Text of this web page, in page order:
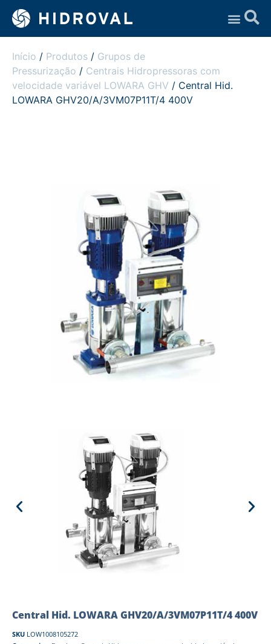
Início / Produtos / Grupos de
Pressurização / Centrais Hidropressoras com
velocidade variável LOWARA GHV / Central Hid.
LOWARA GHV20/A/3VM07P11T/4 400V
Central Hid. LOWARA GHV20/A/3VM07P11T/4 400V
SKU LOW1008105272